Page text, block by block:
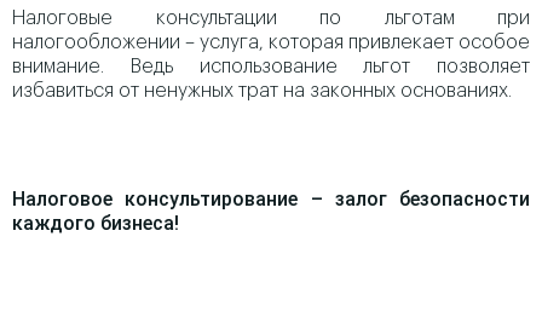
Налоговые консультации по льготам при
налогообложении – услуга, которая привлекает особое
внимание. Ведь использование льгот позволяет
избавиться от ненужных трат на законных основаниях.
Налоговое консультирование – залог безопасности
каждого бизнеса!